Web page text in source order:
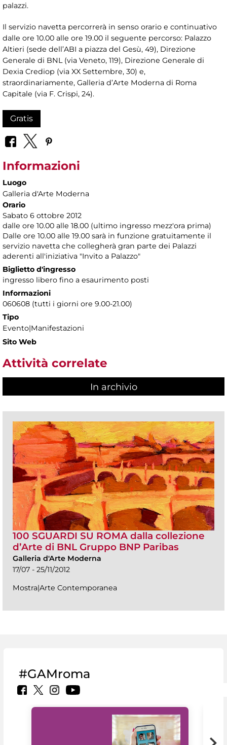
palazzi.
Il servizio navetta percorrerà in senso orario e continuativo
dalle ore 10.00 alle ore 19.00 il seguente percorso: Palazzo
Altieri (sede dell’ABI a piazza del Gesù, 49), Direzione
Generale di BNL (via Veneto, 119), Direzione Generale di
Dexia Crediop (via XX Settembre, 30) e,
straordinariamente, Galleria d’Arte Moderna di Roma
Capitale (via F. Crispi, 24).
Gratis
Informazioni
Luogo
Galleria d'Arte Moderna
Orario
Sabato 6 ottobre 2012
dalle ore 10.00 alle 18.00 (ultimo ingresso mezz'ora prima)
Dalle ore 10.00 alle 19.00 sarà in funzione gratuitamente il
servizio navetta che collegherà gran parte dei Palazzi
aderenti all'iniziativa "Invito a Palazzo"
Biglietto d'ingresso
ingresso libero fino a esaurimento posti
Informazioni
060608 (tutti i giorni ore 9.00-21.00)
Tipo
Evento|Manifestazioni
Sito Web
Attività correlate
In archivio
100 SGUARDI SU ROMA dalla collezione
d’Arte di BNL Gruppo BNP Paribas
Galleria d'Arte Moderna
17/07 - 25/11/2012
Mostra|Arte Contemporanea
#GAMroma